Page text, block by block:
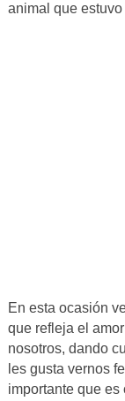
animal que
En esta ocasión
que refleja el
nosotros, dando
les gusta vernos
importante que